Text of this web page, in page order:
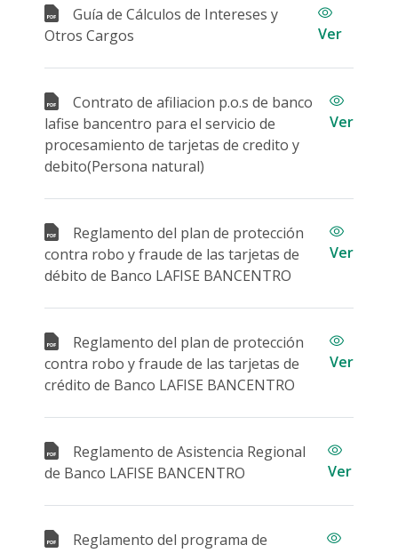
Guía de Cálculos de Intereses y
Otros Cargos
Ver
Contrato de afiliacion p.o.s de banco
lafise bancentro para el servicio de
procesamiento de tarjetas de credito y
debito(Persona natural)
Ver
Reglamento del plan de protección
contra robo y fraude de las tarjetas de
débito de Banco LAFISE BANCENTRO
Ver
Reglamento del plan de protección
contra robo y fraude de las tarjetas de
crédito de Banco LAFISE BANCENTRO
Ver
Reglamento de Asistencia Regional
de Banco LAFISE BANCENTRO
Ver
Reglamento del programa de